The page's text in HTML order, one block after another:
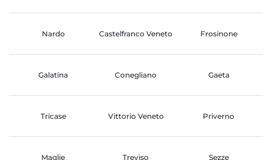
Nardo Castelfranco Veneto Frosinone
Galatina Conegliano Gaeta
Tricase Vittorio Veneto Priverno
Maglie Treviso Sezze